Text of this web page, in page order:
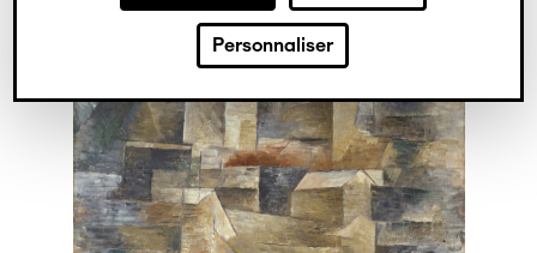
Personnaliser